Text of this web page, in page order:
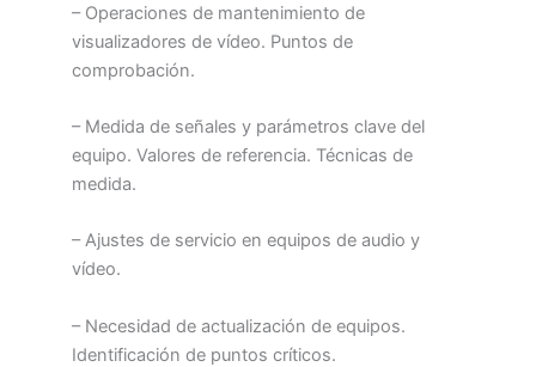
– Operaciones de mantenimiento de
visualizadores de vídeo. Puntos de
comprobación.
– Medida de señales y parámetros clave del
equipo. Valores de referencia. Técnicas de
medida.
– Ajustes de servicio en equipos de audio y
vídeo.
– Necesidad de actualización de equipos.
Identificación de puntos críticos.